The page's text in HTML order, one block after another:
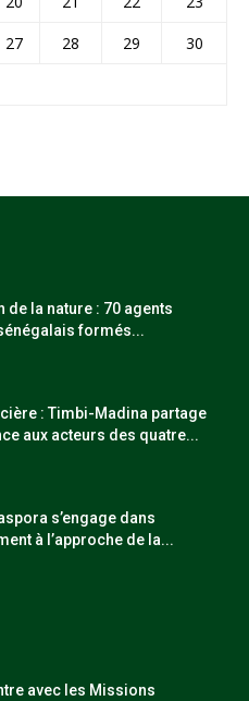
27 28 29
30
de la nature : 70 agents
formés...
: Timbi-Madina partage
aux acteurs des quatre...
s’engage dans
à l’approche de la...
avec les Missions